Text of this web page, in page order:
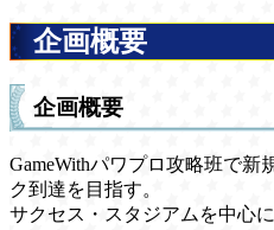
企画概要
企画概要
GameWithパワプロ攻略班で
ク到達を目指す。
サクセス・スタジアムを中心